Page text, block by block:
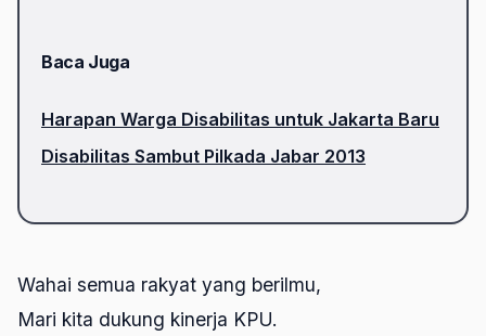
Baca Juga
Harapan Warga Disabilitas untuk Jakarta Baru
Disabilitas Sambut Pilkada Jabar 2013
Wahai semua rakyat yang berilmu,
Mari kita dukung kinerja KPU.